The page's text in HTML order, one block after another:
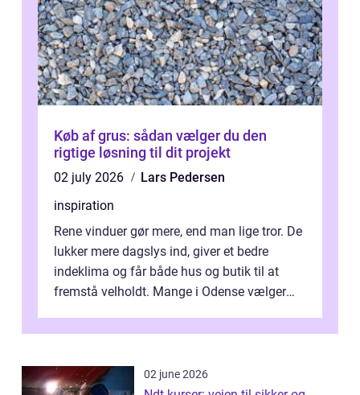
Køb af grus: sådan vælger du den
rigtige løsning til dit projekt
02 july 2026
Lars Pedersen
inspiration
Rene vinduer gør mere, end man lige tror. De
lukker mere dagslys ind, giver et bedre
indeklima og får både hus og butik til at
fremstå velholdt. Mange i Odense vælger
02 june 2026